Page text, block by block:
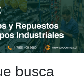
busca